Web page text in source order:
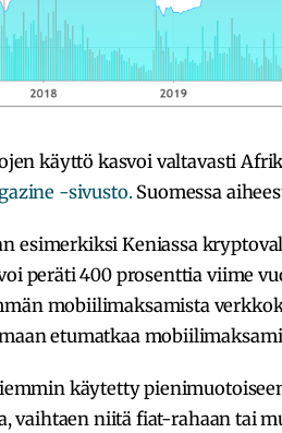
käyttö kasvoi valtavasti
-sivusto.Suomessa
esimerkiksi Keniassa
peräti 400 prosenttia viime
mobiilimaksamista
etumatkaa
käytetty
vaihtaen niitä fiat-rahaan tai